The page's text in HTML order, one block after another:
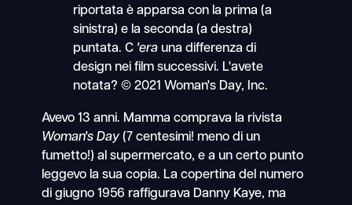
riportata è apparsa con la prima (a
sinistra) e la seconda (a destra)
puntata. C 'erauna differenza di
design nei film successivi. L'avete
notata? © 2021 Woman's Day, Inc.
Avevo 13 anni. Mamma comprava la rivista
Woman's Day (7 centesimi! meno di un
fumetto!) al supermercato, e a un certo punto
leggevo la sua copia. La copertina del numero
di giugno 1956 raffigurava Danny Kaye, ma